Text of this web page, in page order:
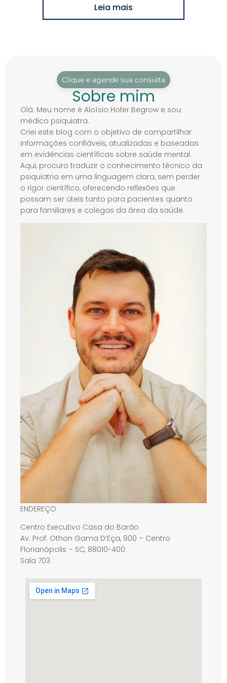
Leia mais
Sobre mim
Olá. Meu nome é Aloísio Hofer Begrow e sou
médico psiquiatra.
Criei este blog com o objetivo de compartilhar
informações confiáveis, atualizadas e baseadas
em evidências científicas sobre saúde mental.
Aqui, procuro traduzir o conhecimento técnico da
psiquiatria em uma linguagem clara, sem perder
o rigor científico, oferecendo reflexões que
possam ser úteis tanto para pacientes quanto
para familiares e colegas da área da saúde.
Clique e agende sua consulta
ENDEREÇO
Centro Executivo Casa do Barão
Av. Prof. Othon Gama D’Eça, 900 – Centro
Florianópolis – SC, 88010-400
Sala 703